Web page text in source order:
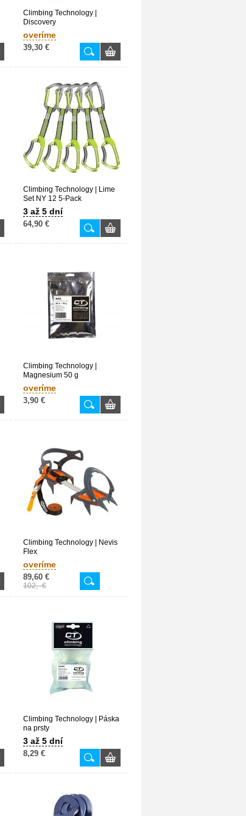
Climbing Technology |
Discovery
overíme
39,30 €
Climbing Technology | Lime
Set NY 12 5-Pack
3 až 5 dní
64,90 €
Climbing Technology |
Magnesium 50 g
overíme
3,90 €
Climbing Technology | Nevis
Flex
overíme
89,60 €
102,- €
Climbing Technology | Páska
na prsty
3 až 5 dní
8,29 €